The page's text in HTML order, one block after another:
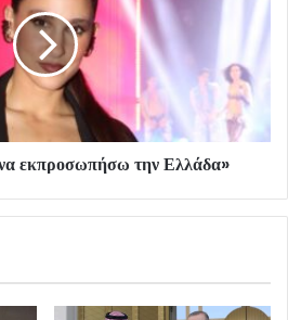
εκπροσωπήσω την Ελλάδα»